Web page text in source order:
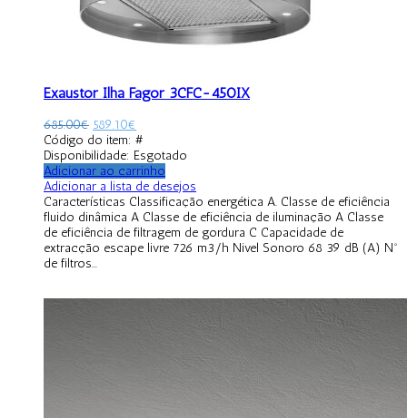
Exaustor Ilha Fagor 3CFC-450IX
685.00€ 589.10€
Código do item: #
Disponibilidade: Esgotado
Adicionar ao carrinho
Adicionar a lista de desejos
Características Classificação energética A. Classe de eficiência
fluido dinâmica A Classe de eficiência de iluminação A Classe
de eficiência de filtragem de gordura C Capacidade de
extracção escape livre 726 m3/h Nivel Sonoro 68 39 dB (A) Nº
de filtros...